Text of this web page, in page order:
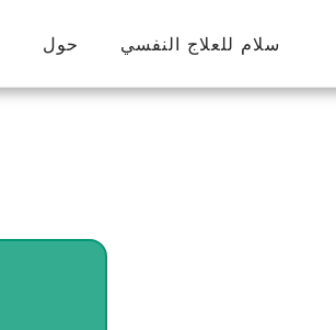
سلام للعلاج النفسي حول